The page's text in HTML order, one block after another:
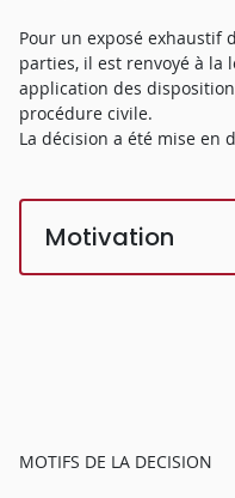
Pour un exposé exhaustif
parties, il est renvoyé à la
application des
procédure civile.
La décision a été mise en
Motivation
MOTIFS DE LA DECISION